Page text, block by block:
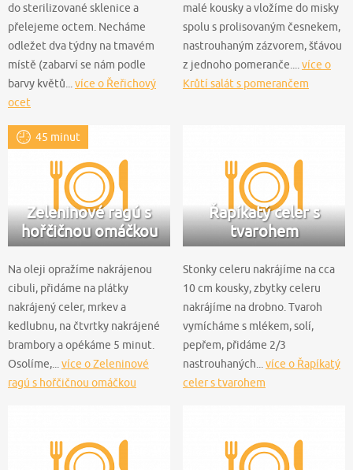
do sterilizované sklenice a
přelejeme octem. Necháme
odležet dva týdny na tmavém
místě (zabarví se nám podle
barvy květů... více o Řeřichový
ocet
malé kousky a vložíme do misky
spolu s prolisovaným česnekem,
nastrouhaným zázvorem, šťávou
z jednoho pomeranče.... více o
Krůtí salát s pomerančem
45 minut
Zeleninové ragú s
hořčičnou omáčkou
Na oleji opražíme nakrájenou
cibuli, přidáme na plátky
nakrájený celer, mrkev a
kedlubnu, na čtvrtky nakrájené
brambory a opékáme 5 minut.
Osolíme,... více o Zeleninové
ragú s hořčičnou omáčkou
Řapíkatý celer s
tvarohem
Stonky celeru nakrájíme na cca
10 cm kousky, zbytky celeru
nakrájíme na drobno. Tvaroh
vymícháme s mlékem, solí,
pepřem, přidáme 2/3
nastrouhaných... více o Řapíkatý
celer s tvarohem